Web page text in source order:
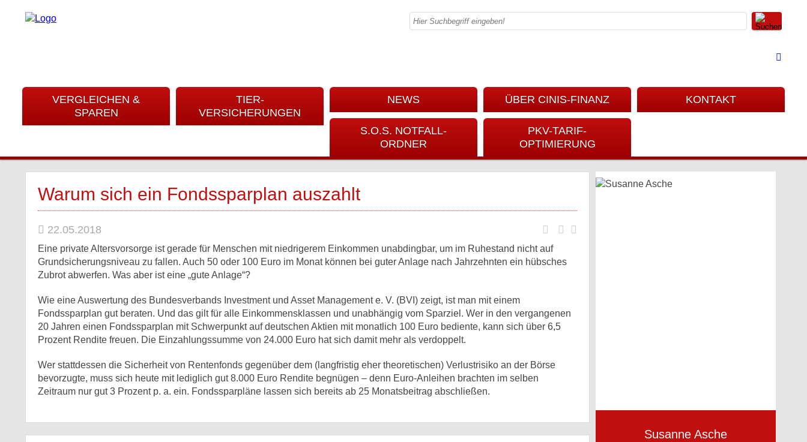
VERGLEICHEN &
SPAREN
TIER-
VERSICHERUNGEN
NEWS ÜBER CINIS-FINANZ KONTAKT
S.O.S. NOTFALL-
ORDNER
PKV-TARIF-
OPTIMIERUNG
Susanne Asche
Warum sich ein Fondssparplan auszahlt
22.05.2018
Eine private Altersvorsorge ist gerade für Menschen mit niedrigerem Einkommen unabdingbar, um im Ruhestand nicht auf
Grundsicherungsniveau zu fallen. Auch 50 oder 100 Euro im Monat können bei guter Anlage nach Jahrzehnten ein hübsches
Zubrot abwerfen. Was aber ist eine „gute Anlage“?
Wie eine Auswertung des Bundesverbands Investment und Asset Management e. V. (BVI) zeigt, ist man mit einem
Fondssparplan gut beraten. Und das gilt für alle Einkommensklassen und unabhängig vom Sparziel. Wer in den vergangenen
20 Jahren einen Fondssparplan mit Schwerpunkt auf deutschen Aktien mit monatlich 100 Euro bediente, kann sich über 6,5
Prozent Rendite freuen. Die Einzahlungssumme von 24.000 Euro hat sich damit mehr als verdoppelt.
Wer stattdessen die Sicherheit von Rentenfonds gegenüber dem (langfristig eher theoretischen) Verlustrisiko an der Börse
bevorzugte, muss sich heute mit lediglich gut 8.000 Euro Rendite begnügen – denn Euro-Anleihen brachten im selben
Zeitraum nur gut 3 Prozent p. a. ein. Fondssparpläne lassen sich bereits ab 25 Monatsbeitrag abschließen.